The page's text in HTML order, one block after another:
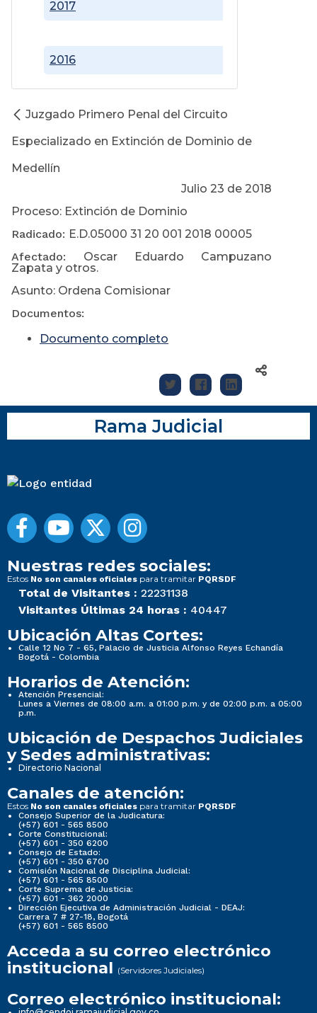
2016
2017
Juzgado Primero Penal del Circuito
Especializado en Extinción de Dominio de
Medellín
Julio 23 de 2018
Proceso: Extinción de Dominio
Radicado: E.D.05000 31 20 001 2018 00005
Afectado: Oscar Eduardo Campuzano
Zapata y otros.
Asunto: Ordena Comisionar
Documentos:
Documento completo
Rama Judicial
Nuestras redes sociales:
Estos No son canales oficiales para tramitar PQRSDF
Total de Visitantes : 22231138
Visitantes Últimas 24 horas : 40447
Ubicación Altas Cortes:
Calle 12 No 7 - 65, Palacio de Justicia Alfonso Reyes Echandía
Bogotá - Colombia
Horarios de Atención:
Atención Presencial:
Lunes a Viernes de 08:00 a.m. a 01:00 p.m. y de 02:00 p.m. a 05:00
p.m.
Ubicación de Despachos Judiciales
y Sedes administrativas:
Directorio Nacional
Canales de atención:
Estos No son canales oficiales para tramitar PQRSDF
Consejo Superior de la Judicatura:
(+57) 601 - 565 8500
Corte Constitucional:
(+57) 601 - 350 6200
Consejo de Estado:
(+57) 601 - 350 6700
Comisión Nacional de Disciplina Judicial:
(+57) 601 - 565 8500
Corte Suprema de Justicia:
(+57) 601 - 362 2000
Dirección Ejecutiva de Administración Judicial - DEAJ:
Carrera 7 # 27-18, Bogotá
(+57) 601 - 565 8500
Acceda a su correo electrónico
institucional (Servidores Judiciales)
Correo electrónico institucional: